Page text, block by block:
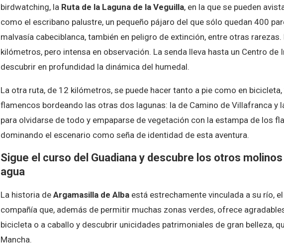
birdwatching, la Ruta de la Laguna de la Veguilla, en la que se pueden
como el escribano palustre, un pequeño pájaro del que sólo quedan 400
malvasía cabeciblanca, también en peligro de extinción, entre otras rarezas.
kilómetros, pero intensa en observación. La senda lleva hasta un Centro
descubrir en profundidad la dinámica del humedal.
La otra ruta, de 12 kilómetros, se puede hacer tanto a pie como en
flamencos bordeando las otras dos lagunas: la de Camino de Villafranca y
para olvidarse de todo y empaparse de vegetación con la estampa de los
dominando el escenario como seña de identidad de esta aventura.
Sigue el curso del Guadiana y descubre los otros
agua
La historia de Argamasilla de Alba está estrechamente vinculada a su río, el
compañía que, además de permitir muchas zonas verdes, ofrece
bicicleta o a caballo y descubrir unicidades patrimoniales de gran belleza,
Mancha.